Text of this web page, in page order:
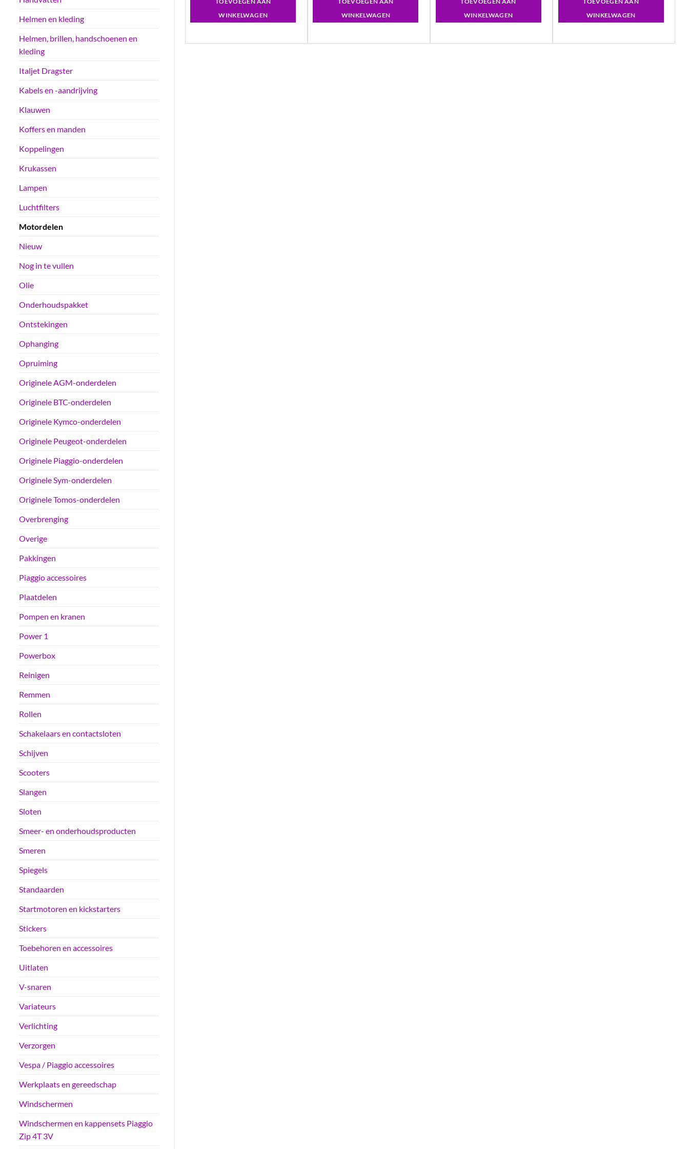
Helmen en kleding
Helmen, brillen, handschoenen en
kleding
Italjet Dragster
Kabels en -aandrijving
Klauwen
Koffers en manden
Koppelingen
Krukassen
Lampen
Luchtfilters
Motordelen
Nieuw
Nog in te vullen
Olie
Onderhoudspakket
Ontstekingen
Ophanging
Opruiming
Originele AGM-onderdelen
Originele BTC-onderdelen
Originele Kymco-onderdelen
Originele Peugeot-onderdelen
Originele Piaggio-onderdelen
Originele Sym-onderdelen
Originele Tomos-onderdelen
Overbrenging
Overige
Pakkingen
Piaggio accessoires
Plaatdelen
Pompen en kranen
Power 1
Powerbox
Reinigen
Remmen
Rollen
Schakelaars en contactsloten
Schijven
Scooters
Slangen
Sloten
Smeer- en onderhoudsproducten
Smeren
Spiegels
Standaarden
Startmotoren en kickstarters
Stickers
Toebehoren en accessoires
Uitlaten
V-snaren
Variateurs
Verlichting
Verzorgen
Vespa / Piaggio accessoires
Werkplaats en gereedschap
Windschermen
Windschermen en kappensets Piaggio
Zip 4T 3V
WINKELWAGEN WINKELWAGEN WINKELWAGEN WINKELWAGEN